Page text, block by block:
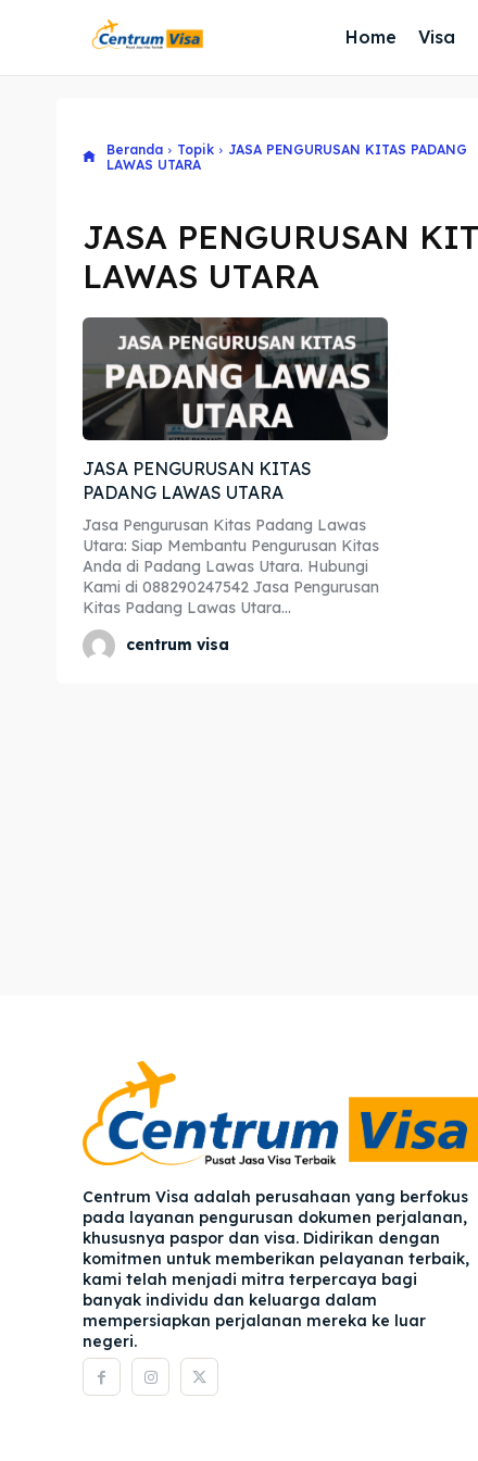
Blog
Blog
Home Visa
Beranda Topik
JASA PENGURUSAN KITAS PADANG
LAWAS UTARA
JASA PENGURUSAN
LAWAS UTARA
JASA PENGURUSAN KITAS
PADANG LAWAS UTARA
Jasa Pengurusan Kitas Padang Lawas
Utara: Siap Membantu Pengurusan Kitas
Anda di Padang Lawas Utara. Hubungi
Kami di 088290247542 Jasa Pengurusan
Kitas Padang Lawas Utara...
centrum visa
Centrum Visa adalah perusahaan yang berfokus
pada layanan pengurusan dokumen perjalanan,
khususnya paspor dan visa. Didirikan dengan
komitmen untuk memberikan pelayanan terbaik,
kami telah menjadi mitra terpercaya bagi
banyak individu dan keluarga dalam
mempersiapkan perjalanan mereka ke luar
negeri.